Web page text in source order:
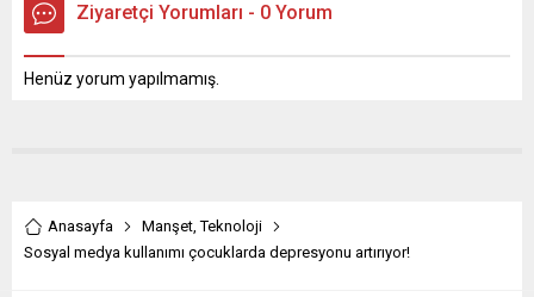
Ziyaretçi Yorumları - 0 Yorum
Henüz yorum yapılmamış.
Anasayfa Manşet,Teknoloji
Sosyal medya kullanımı çocuklarda depresyonu artırıyor!